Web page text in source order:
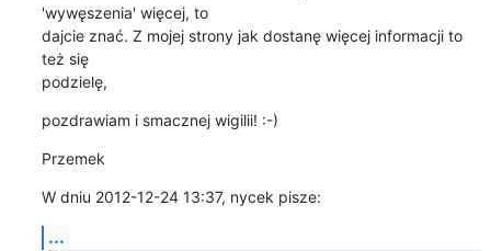
'wywęszenia' więcej, to
dajcie znać. Z mojej strony jak dostanę więcej informacji to
też się
podzielę,
pozdrawiam i smacznej wigilii! :-)
Przemek
W dniu 2012-12-24 13:37, nycek pisze:
...